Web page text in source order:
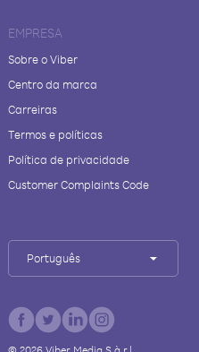
EMPRESA
Sobre o Viber
Centro da marca
Carreiras
Termos e políticas
Política de privacidade
Customer Complaints Code
Português